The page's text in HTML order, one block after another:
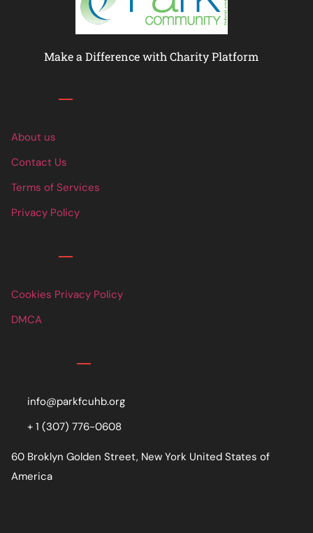
Make a Difference with Charity Platform
About us
Contact Us
Terms of Services
Privacy Policy
Cookies Privacy Policy
DMCA
info@parkfcuhb.org
+ 1 (307) 776-0608
60 Broklyn Golden Street, New York United States of
America